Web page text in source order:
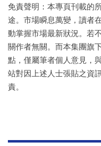
免責聲明：本專頁刊載的
途。市場瞬息萬變，讀者
動掌握市場最新狀況。若
關作者無關。而本集團旗
點，僅屬筆者個人意見，
站對因上述人士張貼之資
責。